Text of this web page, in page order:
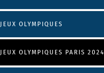
JEUX OLYMPIQUES
JEUX OLYMPIQUES PARIS 2024